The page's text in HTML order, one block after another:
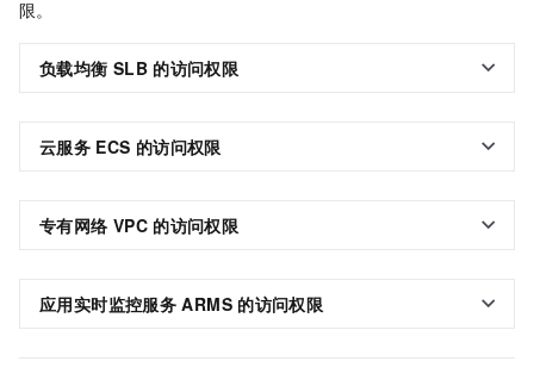
限。
负载均衡 SLB 的访问权限
云服务 ECS 的访问权限
专有网络 VPC 的访问权限
应用实时监控服务 ARMS 的访问权限